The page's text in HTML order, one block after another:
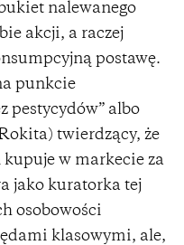
nalewanego
akcji, a raczej
postawę.
punkcie
pestycydów” albo
twierdzący, że
w markecie za
jako kuratorka tej
osobowości
klasowymi, ale,